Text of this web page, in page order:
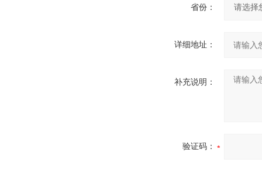
省份：
详细地址：
补充说明：
验证码：